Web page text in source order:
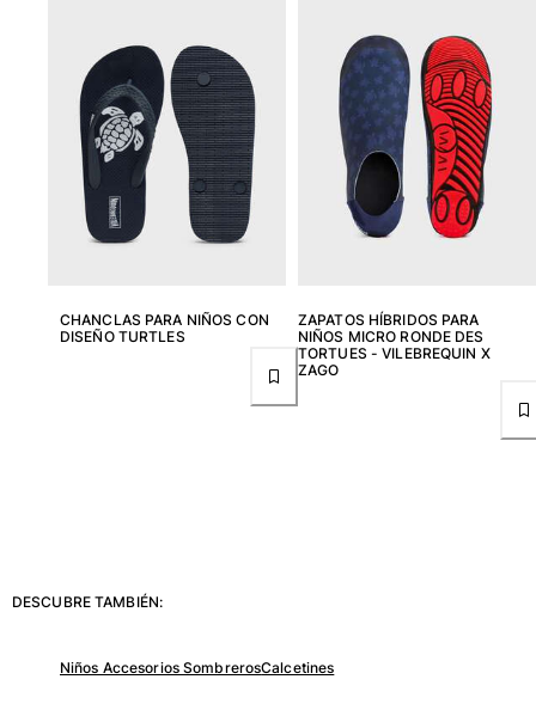
Pret-a-porter
Polos
Camisas
Shorts
Jersey y cárdigan
Chaquetas y Abrigos
Pantalones
Loungewear
Trajes de baño
Una pieza
CHANCLAS PARA NIÑOS CON
DISEÑO TURTLES
ZAPATOS HÍBRIDOS PARA
NIÑOS MICRO RONDE DES
TORTUES - VILEBREQUIN X
ZAGO
DESCUBRE TAMBIÉN:
Niños Accesorios SombrerosCalcetines